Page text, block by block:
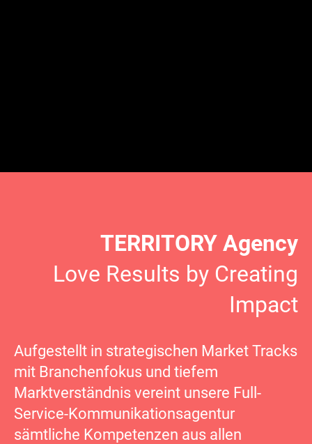
TERRITORY Agency
Love Results by Creating
Impact
Aufgestellt in strategischen Market Tracks
mit Branchenfokus und tiefem
Marktverständnis vereint unsere Full-
Service-Kommunikationsagentur
sämtliche Kompetenzen aus allen